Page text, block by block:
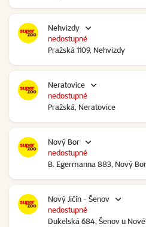
Nehvizdy
Pražská 1109, Nehvizdy
nedostupné
Neratovice
Pražská, Neratovice
nedostupné
Nový Bor
B. Egermanna 883, Nový Bor
nedostupné
Nový Jičín - Šenov
Dukelská 684, Šenov u
nedostupné